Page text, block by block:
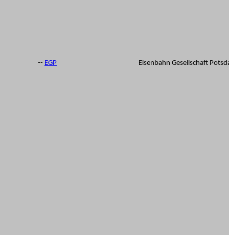
-- EGP Eisenbahn Gesellschaft